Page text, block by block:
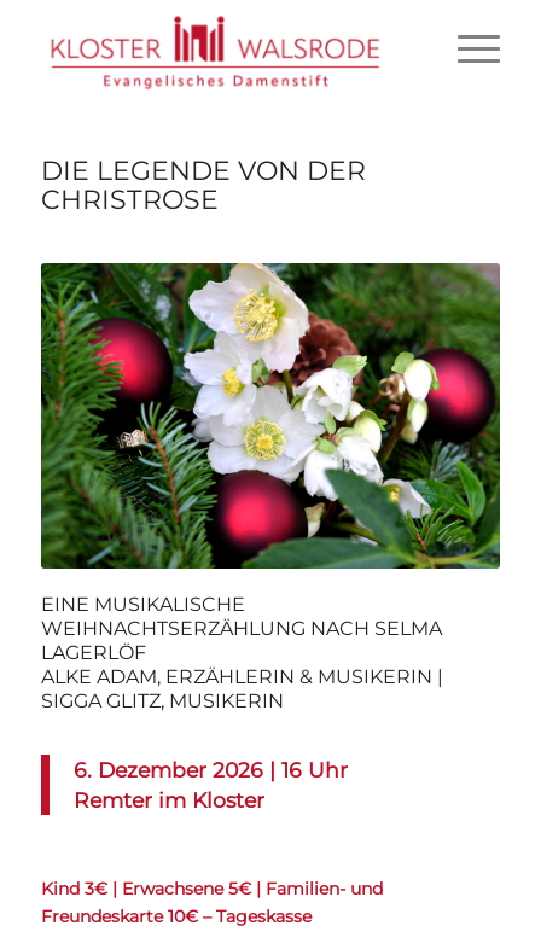
DIE LEGENDE VON DER
CHRISTROSE
EINE MUSIKALISCHE
WEIHNACHTSERZÄHLUNG NACH SELMA
LAGERLÖF
ALKE ADAM, ERZÄHLERIN & MUSIKERIN |
SIGGA GLITZ, MUSIKERIN
6. Dezember 2026 | 16 Uhr
Remter im Kloster
Kind 3€ | Erwachsene 5€ | Familien- und
Freundeskarte 10€ – Tageskasse